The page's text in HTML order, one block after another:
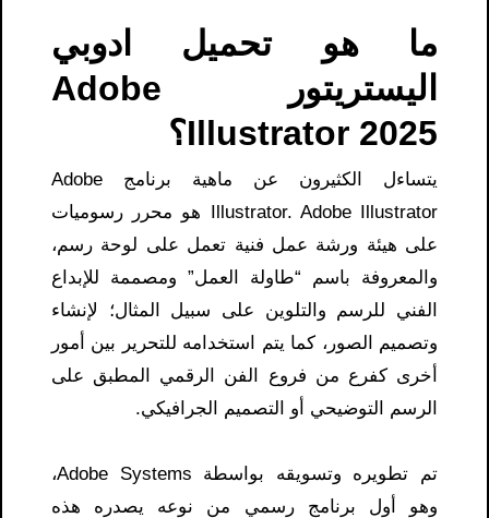
ما هو تحميل ادوبي
اليستريتور Adobe
Illustrator 2025؟
يتساءل الكثيرون عن ماهية برنامج Adobe
Illustrator. Adobe Illustrator هو محرر رسوميات
على هيئة ورشة عمل فنية تعمل على لوحة رسم،
والمعروفة باسم “طاولة العمل” ومصممة للإبداع
الفني للرسم والتلوين على سبيل المثال؛ لإنشاء
وتصميم الصور، كما يتم استخدامه للتحرير بين أمور
أخرى كفرع من فروع الفن الرقمي المطبق على
الرسم التوضيحي أو التصميم الجرافيكي.
تم تطويره وتسويقه بواسطة Adobe Systems،
وهو أول برنامج رسمي من نوعه يصدره هذه